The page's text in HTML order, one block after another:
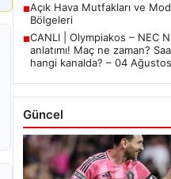
■Açık Hava Mutfakları ve
Bölgeleri
■CANLI | Olympiakos – NEC
anlatımı! Maç ne zaman?
hangi kanalda? – 04
Güncel